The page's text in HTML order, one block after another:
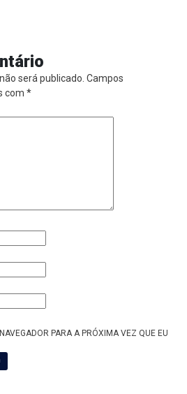
será publicado. Campos
com *
PARA A PRÓXIMA VEZ QUE EU